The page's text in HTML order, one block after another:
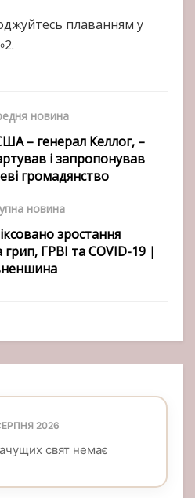
плаванням у
новина
– генерал Келлог, –
і запропонував
громадянство
новина
зростання
ГРВІ та COVID-19 |
2026
свят немає